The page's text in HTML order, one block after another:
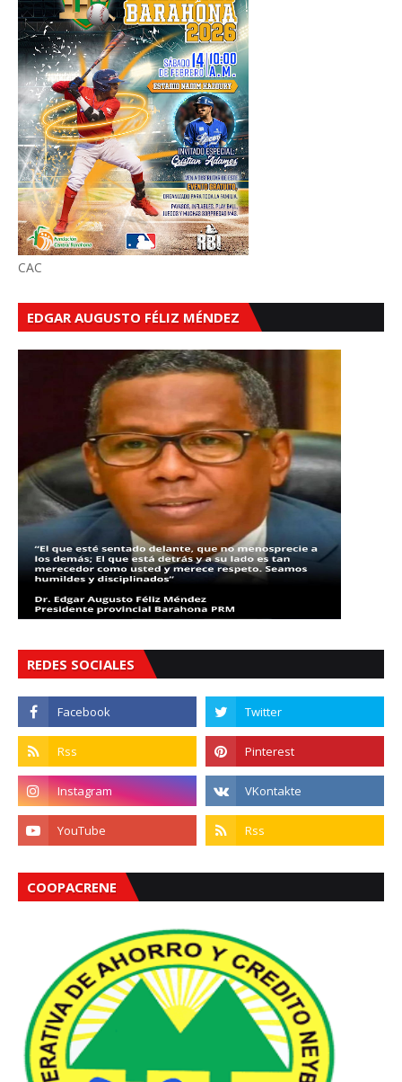
CAC
EDGAR AUGUSTO FÉLIZ MÉNDEZ
REDES SOCIALES
COOPACRENE